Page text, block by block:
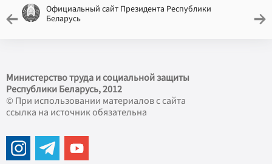
Официальный сайт Президента Республики
Беларусь
Министерство труда и социальной защиты
Республики Беларусь, 2012
© При использовании материалов с сайта
ссылка на источник обязательна